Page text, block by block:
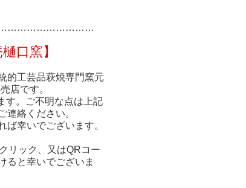
…………… ………
口窯】
的工芸品萩焼専門窯元
店です。
す。ご不明な点は上記
絡ください。
幸いでございます。
リック、又はQRコー
ると幸いでございま